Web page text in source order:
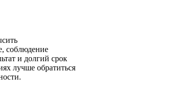
соблюдение
и долгий срок
лучше обратиться